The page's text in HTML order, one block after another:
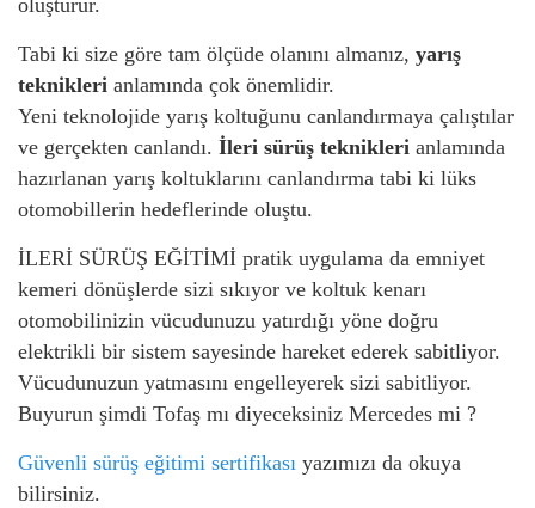
oluşturur.
Tabi ki size göre tam ölçüde olanını almanız, yarış
teknikleri anlamında çok önemlidir.
Yeni teknolojide yarış koltuğunu canlandırmaya çalıştılar
ve gerçekten canlandı. İleri sürüş teknikleri anlamında
hazırlanan yarış koltuklarını canlandırma tabi ki lüks
otomobillerin hedeflerinde oluştu.
İLERİ SÜRÜŞ EĞİTİMİ pratik uygulama da emniyet
kemeri dönüşlerde sizi sıkıyor ve koltuk kenarı
otomobilinizin vücudunuzu yatırdığı yöne doğru
elektrikli bir sistem sayesinde hareket ederek sabitliyor.
Vücudunuzun yatmasını engelleyerek sizi sabitliyor.
Buyurun şimdi Tofaş mı diyeceksiniz Mercedes mi ?
Güvenli sürüş eğitimi sertifikası yazımızı da okuya
bilirsiniz.